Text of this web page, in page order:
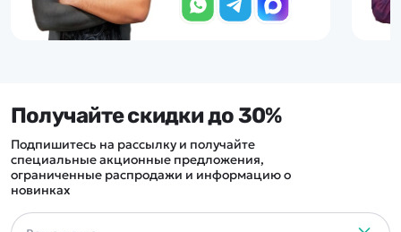
Получайте скидки до 30%
Подпишитесь на рассылку и получайте
специальные акционные предложения,
ограниченные распродажи и информацию о
новинках